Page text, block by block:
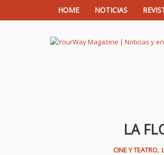
HOME NOTICIAS
LA
CINE Y TEATRO,